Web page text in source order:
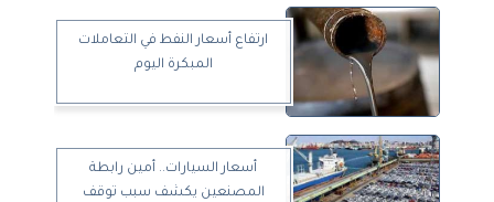
ارتفاع أسعار النفط في التعاملات
المبكرة اليوم
أسعار السيارات.. أمين رابطة
المصنعين يكشف سبب توقف